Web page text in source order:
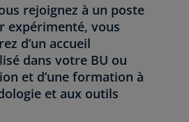
rejoignez à un poste
expérimenté, vous
d’un accueil
dans votre BU ou
et d’une formation à
et aux outils